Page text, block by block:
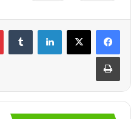
لينكدإن
طباعة